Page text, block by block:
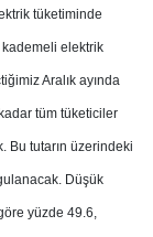
tüketiminde
kademeli elektrik
Aralık ayında
tüm tüketiciler
Bu tutarın üzerindeki
Düşük
yüzde 49.6,